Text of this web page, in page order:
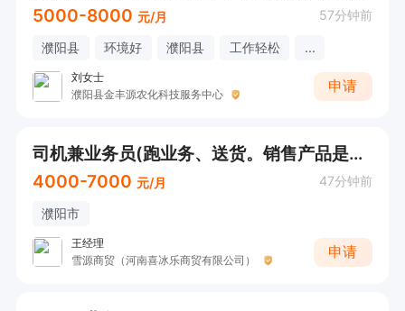
5000-8000 元/月 57分钟前
濮阳县 环境好 濮阳县 工作轻松 ...
刘女士
濮阳县金丰源农化科技服务中心
申请
司机兼业务员(跑业务、送货。销售产品是雪糕)
4000-7000 元/月 47分钟前
濮阳市
王经理
雪源商贸（河南喜冰乐商贸有限公司）
申请